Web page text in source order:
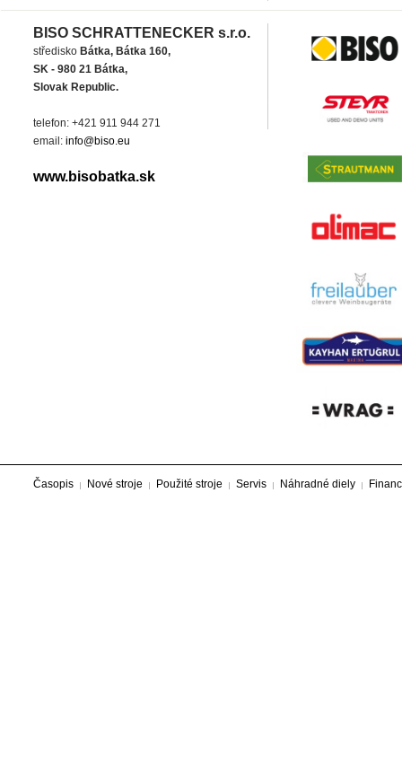
BISO SCHRATTENECKER s.r.o.
středisko Bátka, Bátka 160,
SK - 980 21 Bátka,
Slovak Republic.
telefon: +421 911 944 271
email: info@biso.eu
www.bisobatka.sk
Časopis Nové stroje Použité stroje Servis Náhradné diely